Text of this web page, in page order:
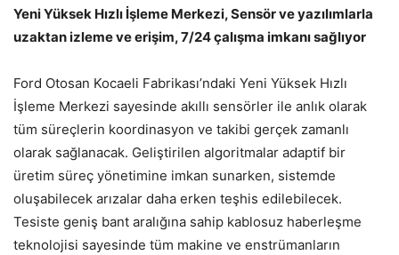
Yeni Yüksek Hızlı İşleme Merkezi, Sensör ve yazılımlarla
uzaktan izleme ve erişim, 7/24 çalışma imkanı sağlıyor
Ford Otosan Kocaeli Fabrikası’ndaki Yeni Yüksek Hızlı
İşleme Merkezi sayesinde akıllı sensörler ile anlık olarak
tüm süreçlerin koordinasyon ve takibi gerçek zamanlı
olarak sağlanacak. Geliştirilen algoritmalar adaptif bir
üretim süreç yönetimine imkan sunarken, sistemde
oluşabilecek arızalar daha erken teşhis edilebilecek.
Tesiste geniş bant aralığına sahip kablosuz haberleşme
teknolojisi sayesinde tüm makine ve enstrümanların